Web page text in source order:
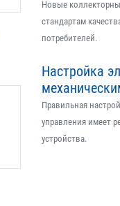
Новые
стандартам
потребителей.
Настройка
Правильная
управления имеет
устройства.